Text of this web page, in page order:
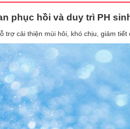
phục hồi và duy trì PH
cải thiện mùi hôi, khó chịu, giảm tiết